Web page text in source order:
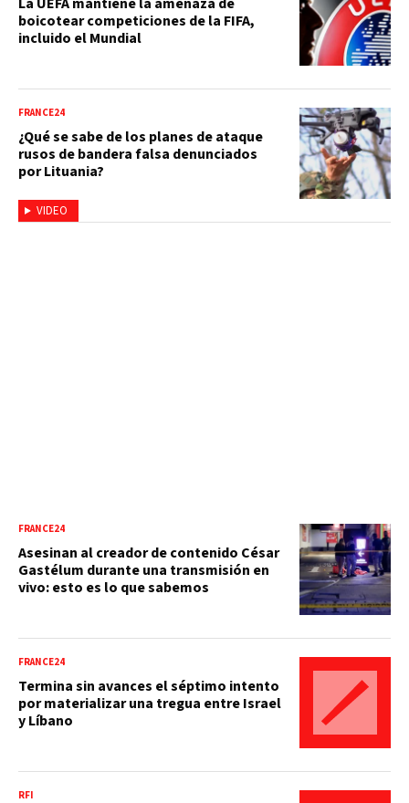
boicotear competiciones de la FIFA,
incluido el Mundial
VIDEO
FRANCE24
¿Qué se sabe de los planes de ataque
rusos de bandera falsa denunciados
por Lituania?
FRANCE24
Asesinan al creador de contenido César
Gastélum durante una transmisión en
vivo: esto es lo que sabemos
FRANCE24
Termina sin avances el séptimo intento
por materializar una tregua entre Israel
y Líbano
RFI